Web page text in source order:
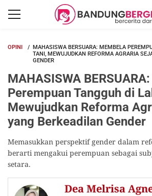
OPINI
MAHASISWA BERSUARA: MEMBELA
TANI, MEWUJUDKAN REFORMA AGRARIA
GENDER
MAHASISWA
Perempuan Tangguh di
Mewujudkan Reforma
yang Berkeadilan Gender
Memasukkan perspektif gender dalam
berarti mengakui perempuan sebagai
setara.
Dea Melrisa